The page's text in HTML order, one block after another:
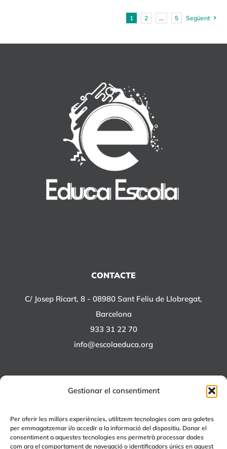
Gestionar el consentiment
Per oferir les millors experiències, utilitzem tecnologies com ara galetes
per emmagatzemar i/o accedir a la informació del dispositiu. Donar el
consentiment a aquestes tecnologies ens permetrà processar dades
com ara el comportament de navegació o identificadors únics en aquest
1 2 … 5 Següent
CONTACTE
C/ Josep Ricart, 8 - 08980 Sant Feliu de Llobregat,
Barcelona
933 31 22 70
info@escolaeduca.org
+EDUCA